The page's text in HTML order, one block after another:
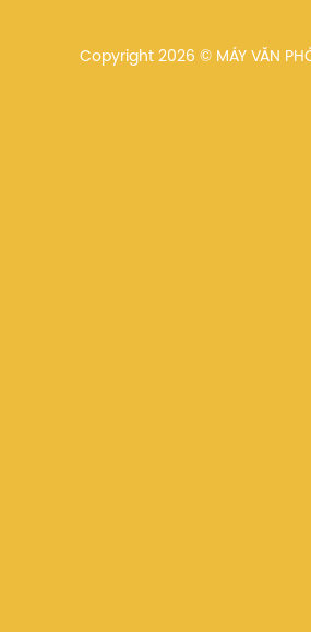
Copyright 2026 © MÁY VĂN